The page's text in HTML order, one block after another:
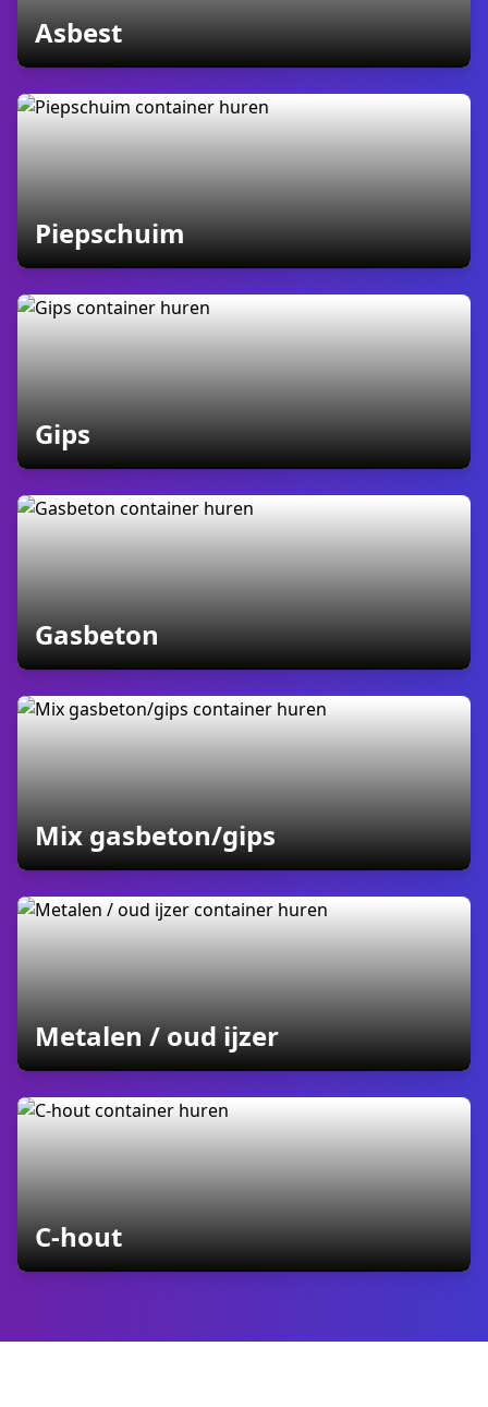
Asbestcontainers
Piepschuimcontainers
Gipscontainers
Gasbetoncontainers
Mix gasbeton/gipscontainers
Metalen / oud ijzercontainers
C-houtcontainers